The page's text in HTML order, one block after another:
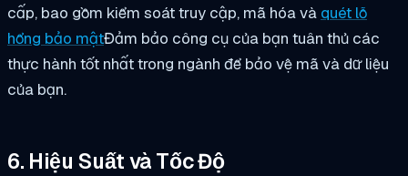
cấp, bao gồm kiểm soát truy cập, mã hóa và quét lỗ
hổng bảo mậtĐảm bảo công cụ của bạn tuân thủ các
thực hành tốt nhất trong ngành để bảo vệ mã và dữ liệu
của bạn.
6. Hiệu Suất và Tốc Độ